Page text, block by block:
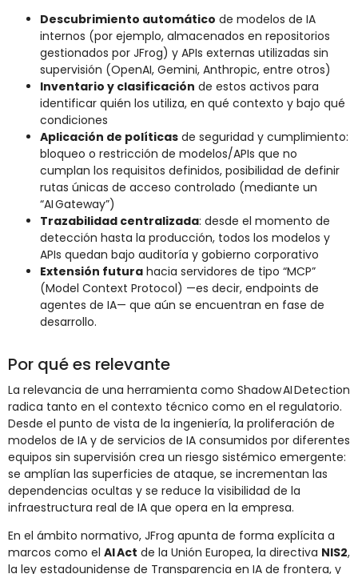
Descubrimiento automático de modelos de IA
internos (por ejemplo, almacenados en repositorios
gestionados por JFrog) y APIs externas utilizadas sin
supervisión (OpenAI, Gemini, Anthropic, entre otros)
Inventario y clasificación de estos activos para
identificar quién los utiliza, en qué contexto y bajo qué
condiciones
Aplicación de políticas de seguridad y cumplimiento:
bloqueo o restricción de modelos/APIs que no
cumplan los requisitos definidos, posibilidad de definir
rutas únicas de acceso controlado (mediante un
“AI Gateway”)
Trazabilidad centralizada: desde el momento de
detección hasta la producción, todos los modelos y
APIs quedan bajo auditoría y gobierno corporativo
Extensión futura hacia servidores de tipo “MCP”
(Model Context Protocol) —es decir, endpoints de
agentes de IA— que aún se encuentran en fase de
desarrollo.
Por qué es relevante
La relevancia de una herramienta como Shadow AI Detection
radica tanto en el contexto técnico como en el regulatorio.
Desde el punto de vista de la ingeniería, la proliferación de
modelos de IA y de servicios de IA consumidos por diferentes
equipos sin supervisión crea un riesgo sistémico emergente:
se amplían las superficies de ataque, se incrementan las
dependencias ocultas y se reduce la visibilidad de la
infraestructura real de IA que opera en la empresa.
En el ámbito normativo, JFrog apunta de forma explícita a
marcos como el AI Act de la Unión Europea, la directiva NIS2,
la ley estadounidense de Transparencia en IA de frontera, y